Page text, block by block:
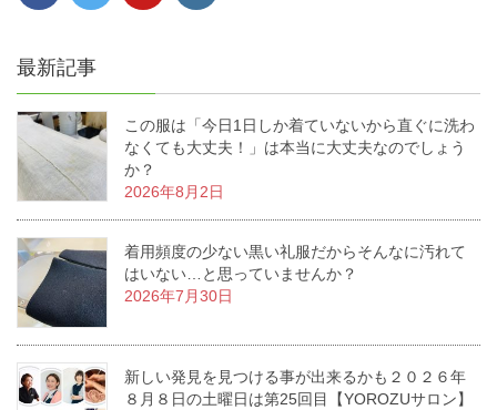
最新記事
この服は「今日1日しか着ていないから直ぐに洗わ
なくても大丈夫！」は本当に大丈夫なのでしょう
か？
2026年8月2日
着用頻度の少ない黒い礼服だからそんなに汚れて
はいない…と思っていませんか？
2026年7月30日
新しい発見を見つける事が出来るかも２０２６年
８月８日の土曜日は第25回目【YOROZUサロン】